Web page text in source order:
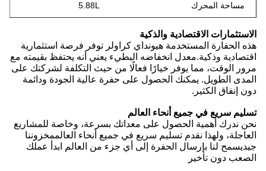
مساحة المحرك 5.88L
الاستثمارات الاقتصادية والذكية
هذه الحفارة المستخدمة هيونداي كراولر توفر فرصة استثمارية
اقتصادية وذكية.معدل انخفاضه البطيء يعني أنه يحتفظ بقيمته مع
مرور الوقت، مما يوفر خيارًا فعالًا من حيث التكلفة لشركتك على
المدى الطويل. يمكنك الحصول على حفرة عالية الجودة ودائمة
دون إنفاق الكثير.
تسليم سريع في جميع أنحاء العالم
نحن ندرك أهمية الحصول على معداتك بسرعة، وخاصة للمشاريع
العاجلة، ولهذا نقدم تسليم سريع في جميع أنحاء العالممخزوننا
جيديسمح لنا بإرسال الحفرة إلى أي جزء من العالم ابدأ عملك
الصعب دون تأخير